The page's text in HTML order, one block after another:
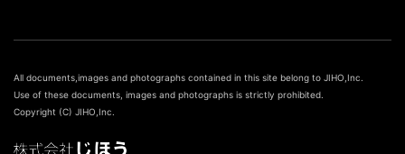
All documents,images and photographs contained in this site belong to JIHO,Inc.
Use of these documents, images and photographs is strictly prohibited.
Copyright (C) JIHO,Inc.